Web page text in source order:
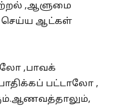
,ஆளுமை
ஆட்கள்
,பாவக்
பட்டாலோ ,